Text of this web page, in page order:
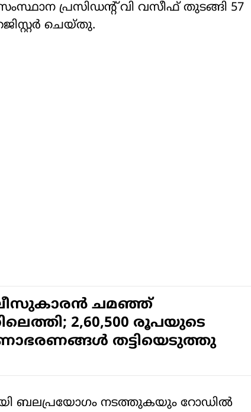
പ്രസിഡന്റ് വി വസീഫ് തുടങ്ങി 57
ചെയ്തു.
ചമഞ്ഞ്
2,60,500 രൂപയുടെ
തട്ടിയെടുത്തു
ബലപ്രയോഗം നടത്തുകയും റോഡില്‍